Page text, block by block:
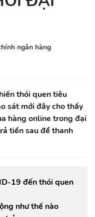
ngân hàng
thói quen tiêu
sát mới đây cho thấy
hàng online trong đại
tiền sau để thanh
19 đến thói quen
như thế nào